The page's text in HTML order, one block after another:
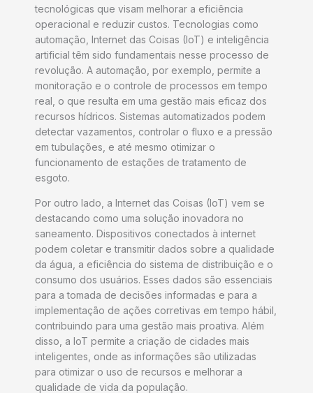
tecnológicas que visam melhorar a eficiência
operacional e reduzir custos. Tecnologias como
automação, Internet das Coisas (IoT) e inteligência
artificial têm sido fundamentais nesse processo de
revolução. A automação, por exemplo, permite a
monitoração e o controle de processos em tempo
real, o que resulta em uma gestão mais eficaz dos
recursos hídricos. Sistemas automatizados podem
detectar vazamentos, controlar o fluxo e a pressão
em tubulações, e até mesmo otimizar o
funcionamento de estações de tratamento de
esgoto.
Por outro lado, a Internet das Coisas (IoT) vem se
destacando como uma solução inovadora no
saneamento. Dispositivos conectados à internet
podem coletar e transmitir dados sobre a qualidade
da água, a eficiência do sistema de distribuição e o
consumo dos usuários. Esses dados são essenciais
para a tomada de decisões informadas e para a
implementação de ações corretivas em tempo hábil,
contribuindo para uma gestão mais proativa. Além
disso, a IoT permite a criação de cidades mais
inteligentes, onde as informações são utilizadas
para otimizar o uso de recursos e melhorar a
qualidade de vida da população.